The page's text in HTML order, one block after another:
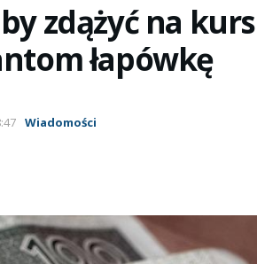
zdążyć na
łapówkę
Wiadomości